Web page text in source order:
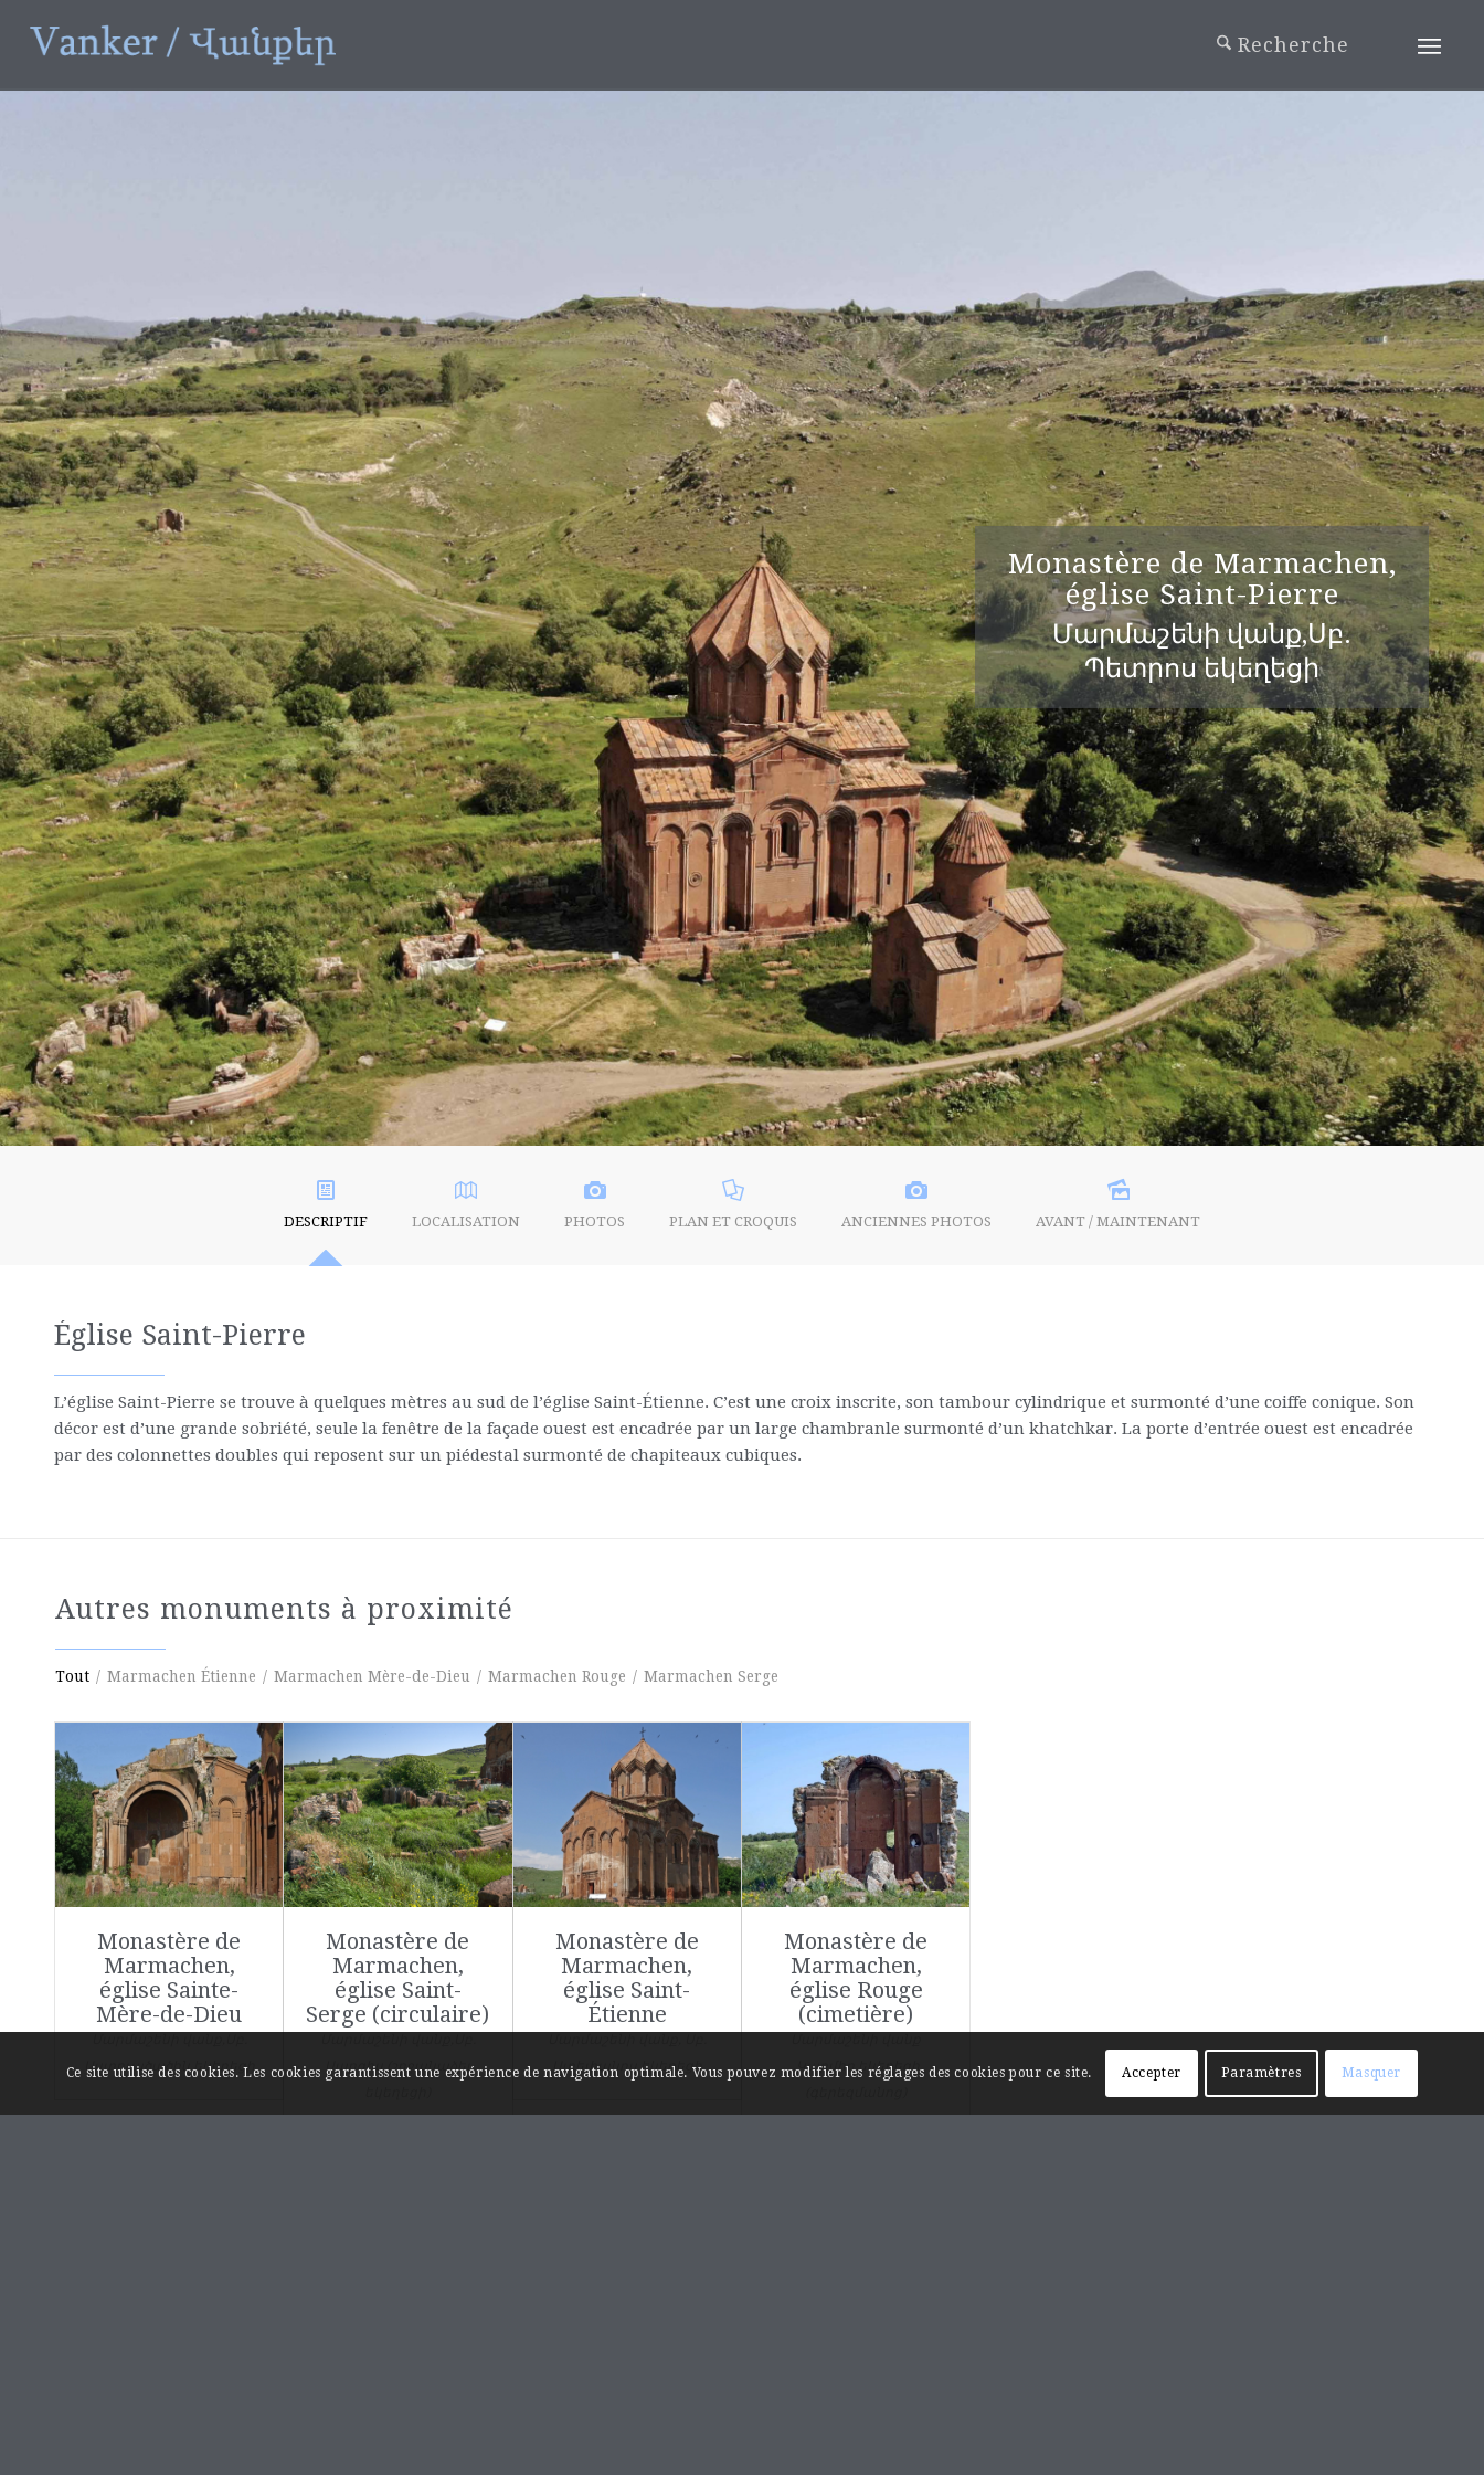
Monastère de Marmachen,
église Saint-Pierre
Մարմաշենի վանք,Սբ.
Պետրոս եկեղեցի
DESCRIPTIF LOCALISATION PHOTOS PLAN ET CROQUIS ANCIENNES PHOTOS AVANT / MAINTENANT
Église Saint-Pierre
L’église Saint-Pierre se trouve à quelques mètres au sud de l’église Saint-Étienne. C’est une croix inscrite, son tambour cylindrique et surmonté d’une coiffe conique. Son
décor est d’une grande sobriété, seule la fenêtre de la façade ouest est encadrée par un large chambranle surmonté d’un khatchkar. La porte d’entrée ouest est encadrée
par des colonnettes doubles qui reposent sur un piédestal surmonté de chapiteaux cubiques.
Autres monuments à proximité
Tout / Marmachen Étienne / Marmachen Mère-de-Dieu / Marmachen Rouge / Marmachen Serge
Monastère de
Marmachen,
église Sainte-
Mère-de-Dieu
Աստուածածին եկեղեցի
Monastère de
Marmachen,
église Saint-
Serge (circulaire)
Սարգիս (շրջանաձեւ
Monastère de
Marmachen,
église Saint-
Étienne
Ստեփանոս եկեղեցի
Monastère de
Marmachen,
église Rouge
(cimetière)
,Կարմիր եկեղեցի
Ce site utilise des cookies. Les cookies garantissent une expérience de navigation optimale. Vous pouvez modifier les réglages des cookies pour ce site. Accepter Paramètres Masquer